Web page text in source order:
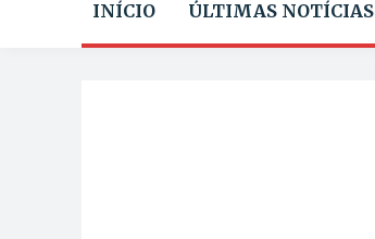
INÍCIO ÚLTIMAS NOTÍCIAS